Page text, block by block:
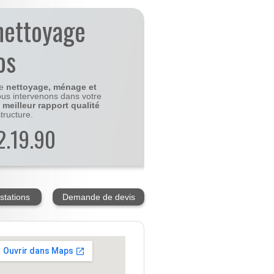
nettoyage, ménage et
intervenons dans votre
meilleur rapport qualité
Demande de devis